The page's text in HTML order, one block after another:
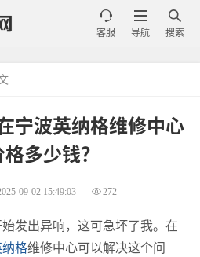

搜索

导航

客服
宁波英纳格维修中心
多少钱？
09-02 15:49:03 272
发出异响，这可急坏了我。在
纳格维修中心可以解决这个问